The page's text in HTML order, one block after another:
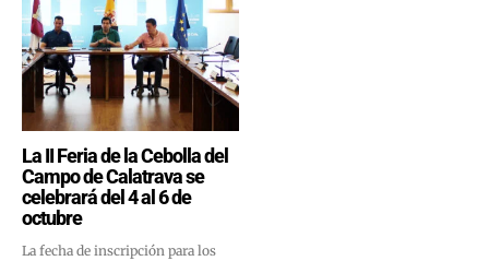
La II Feria de la Cebolla del
Campo de Calatrava se
celebrará del 4 al 6 de
octubre
La fecha de inscripción para los